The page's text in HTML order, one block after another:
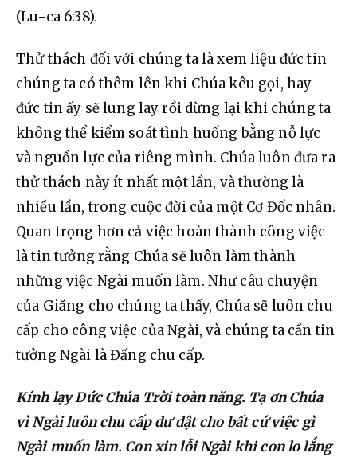
(Lu-ca 6:38).
Thử thách đối với chúng ta là xem liệu đức tin
chúng ta có thêm lên khi Chúa kêu gọi, hay
đức tin ấy sẽ lung lay rồi dừng lại khi chúng ta
không thể kiểm soát tình huống bằng nỗ lực
và nguồn lực của riêng mình. Chúa luôn đưa ra
thử thách này ít nhất một lần, và thường là
nhiều lần, trong cuộc đời của một Cơ Đốc nhân.
Quan trọng hơn cả việc hoàn thành công việc
là tin tưởng rằng Chúa sẽ luôn làm thành
những việc Ngài muốn làm. Như câu chuyện
của Giăng cho chúng ta thấy, Chúa sẽ luôn chu
cấp cho công việc của Ngài, và chúng ta cần tin
tưởng Ngài là Đấng chu cấp.
Kính lạy Đức Chúa Trời toàn năng. Tạ ơn Chúa
vì Ngài luôn chu cấp dư dật cho bất cứ việc gì
Ngài muốn làm. Con xin lỗi Ngài khi con lo lắng